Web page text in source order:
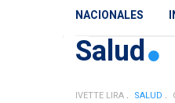
NACIONALES
Salud
IVETTE LIRA SALUD